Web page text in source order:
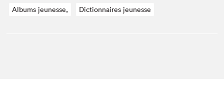
Albums jeunesse, Dictionnaires jeunesse